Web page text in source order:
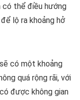
thể điều hướng
lộ ra khoảng hở
có một khoảng
quá rộng rãi, với
được không gian